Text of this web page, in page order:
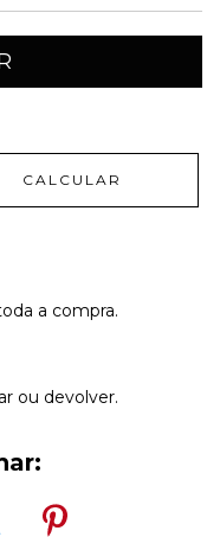
CALCULAR
a compra.
ou devolver.